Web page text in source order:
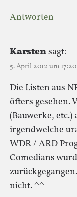
Antworten
Karstensagt:
5. April 2012 um
Die Listen aus
öfters gesehen.
(Bauwerke, etc.)
irgendwelche
WDR / ARD
Comedians
nicht. ^^